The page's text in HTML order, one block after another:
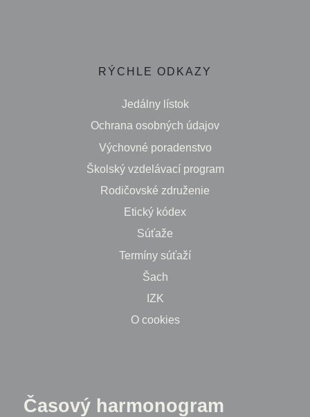
RÝCHLE ODKAZY
Jedálny lístok
Ochrana osobných údajov
Výchovné poradenstvo
Školský vzdelávací program
Rodičovské združenie
Etický kódex
Súťaže
Termíny súťaží
Šach
IZK
O cookies
Časový harmonogram